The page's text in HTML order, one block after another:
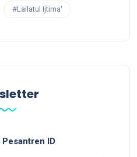
#Lailatul Ijtima'
ID